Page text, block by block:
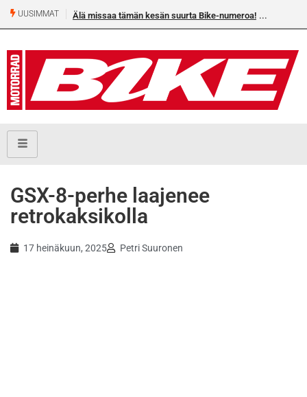
UUSIMMAT Älä missaa tämän kesän suurta Bike-numeroa!
GSX-8-perhe laajenee
retrokaksikolla
17 heinäkuun, 2025 Petri Suuronen